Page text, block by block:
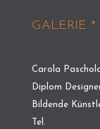
GALERIE *
Carola Paschold
Diplom
Bildende
Tel.